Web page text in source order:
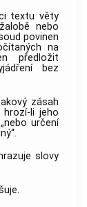
textu věty
nebo
povinen
na
předložit
bez
zásah
hrozí-li jeho
určení
slovy